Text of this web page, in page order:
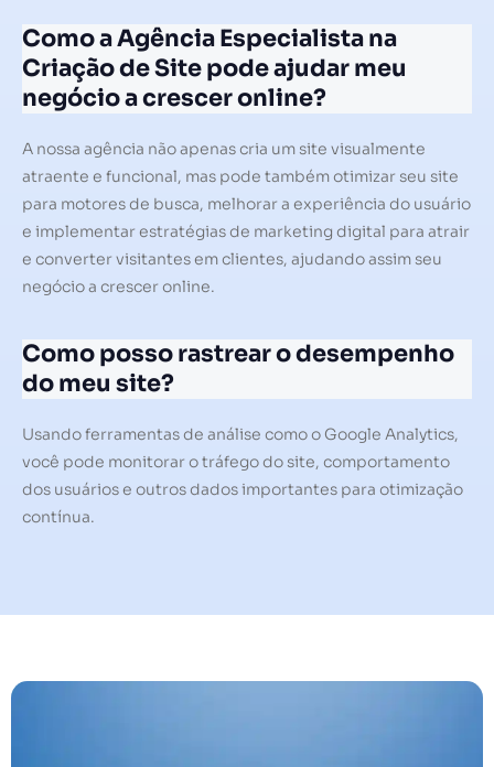
Como a Agência Especialista na
Criação de Site pode ajudar meu
negócio a crescer online?
A nossa agência não apenas cria um site visualmente
atraente e funcional, mas pode também otimizar seu site
para motores de busca, melhorar a experiência do usuário
e implementar estratégias de marketing digital para atrair
e converter visitantes em clientes, ajudando assim seu
negócio a crescer online.
Como posso rastrear o desempenho
do meu site?
Usando ferramentas de análise como o Google Analytics,
você pode monitorar o tráfego do site, comportamento
dos usuários e outros dados importantes para otimização
contínua.